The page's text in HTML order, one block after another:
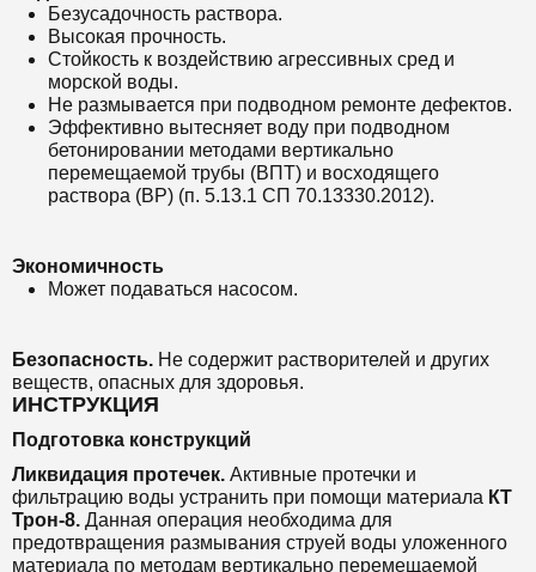
Безусадочность раствора.
Высокая прочность.
Стойкость к воздействию агрессивных сред и
морской воды.
Не размывается при подводном ремонте дефектов.
Эффективно вытесняет воду при подводном
бетонировании методами вертикально
перемещаемой трубы (ВПТ) и восходящего
раствора (ВР) (п. 5.13.1 СП 70.13330.2012).
Экономичность
Может подаваться насосом.
Безопасность. Не содержит растворителей и других
веществ, опасных для здоровья.
ИНСТРУКЦИЯ
Подготовка конструкций
Ликвидация протечек. Активные протечки и
фильтрацию воды устранить при помощи материала КТ
Трон-8. Данная операция необходима для
предотвращения размывания струей воды уложенного
материала по методам вертикально перемещаемой